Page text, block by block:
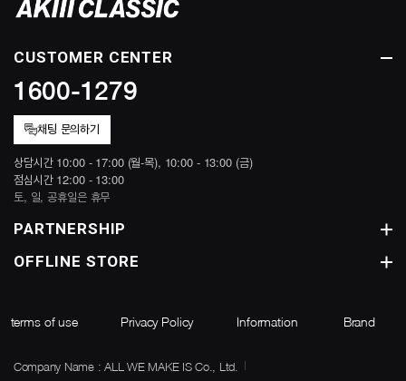
CUSTOMER CENTER
1600-1279
채팅 문의하기
상담시간 10:00 - 17:00 (월-목), 10:00 - 13:00 (금)
점심시간 12:00 - 13:00
토, 일, 공휴일은 휴무
PARTNERSHIP
OFFLINE STORE
terms of use Privacy Policy Information Brand
Company Name : ALL WE MAKE IS Co., Ltd.